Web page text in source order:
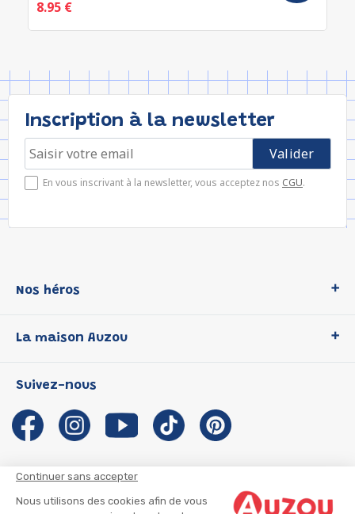
Continuer sans accepter
Nous utilisons des cookies afin de vous
8.95 €
Inscription à la newsletter
En vous inscrivant à la newsletter, vous acceptez nos CGU.
Nos héros
P'tit Loup
Les Influenceuses
Migali
Petite Taupe
La maison Auzou
Notre histoire
Auzou s'engage
Auteurs et illustrateurs Auzou
Suivez-nous
CGU